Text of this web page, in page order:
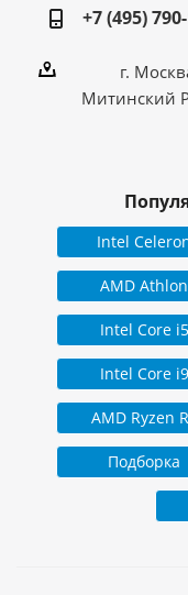
+7 (495)
г.
Митинский
Intel
AMD Athlon
Intel Core i5
Intel Core i9
AMD Ryzen
Подборка